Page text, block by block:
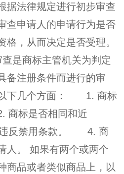
据法律规定进行初步审查
查申请人的申请行为是否
格，从而决定是否受理。
查是商标主管机关为判定
备注册条件而进行的审
以下几个方面： 1. 商标
标是否相同和近
反禁用条款。 4. 商
人。 如果有两个或两个
商品或者类似商品上，以